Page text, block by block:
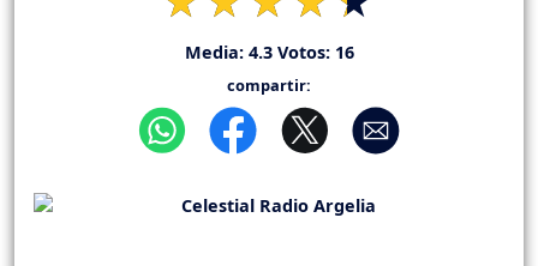
Media: 4.3Votos: 16
compartir: